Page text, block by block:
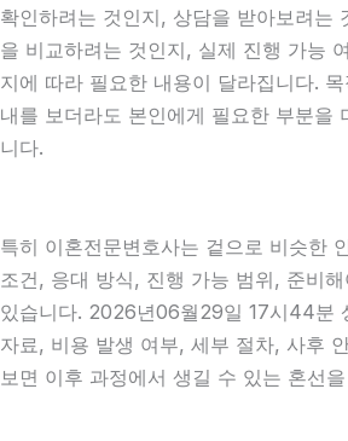
확인하려는 것인지, 상담을 받아보려는
을 비교하려는 것인지, 실제 진행 가능
지에 따라 필요한 내용이 달라집니다.
내를 보더라도 본인에게 필요한 부분을
니다.
특히 이혼전문변호사는 겉으로 비슷한
조건, 응대 방식, 진행 가능 범위, 준비
있습니다. 2026년06월29일 17시44분
자료, 비용 발생 여부, 세부 절차, 사후
보면 이후 과정에서 생길 수 있는 혼선